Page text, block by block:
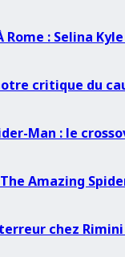
Rome : Selina
critique du
Man : le
Amazing
chez